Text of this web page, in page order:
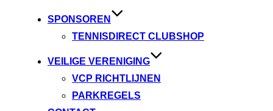
SPONSOREN
TENNISDIRECT CLUBSHOP
VEILIGE VERENIGING
VCP RICHTLIJNEN
PARKREGELS